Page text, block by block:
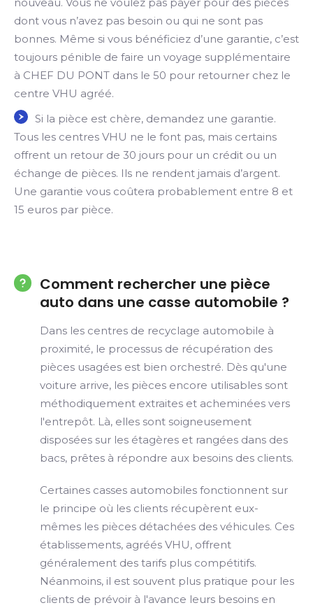
dont vous n’avez pas besoin ou qui ne sont pas
bonnes. Même si vous bénéficiez d’une garantie, c’est
toujours pénible de faire un voyage supplémentaire
à CHEF DU PONT dans le 50 pour retourner chez le
centre VHU agréé.
Si la pièce est chère, demandez une garantie.
Tous les centres VHU ne le font pas, mais certains
offrent un retour de 30 jours pour un crédit ou un
échange de pièces. Ils ne rendent jamais d’argent.
Une garantie vous coûtera probablement entre 8 et
15 euros par pièce.
Comment rechercher une pièce
auto dans une casse automobile ?
Dans les centres de recyclage automobile à
proximité, le processus de récupération des
pièces usagées est bien orchestré. Dès qu'une
voiture arrive, les pièces encore utilisables sont
méthodiquement extraites et acheminées vers
l'entrepôt. Là, elles sont soigneusement
disposées sur les étagères et rangées dans des
bacs, prêtes à répondre aux besoins des clients.
Certaines casses automobiles fonctionnent sur
le principe où les clients récupèrent eux-
mêmes les pièces détachées des véhicules. Ces
établissements, agréés VHU, offrent
généralement des tarifs plus compétitifs.
Néanmoins, il est souvent plus pratique pour les
clients de prévoir à l'avance leurs besoins en